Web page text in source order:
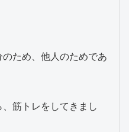
ため、他人のためであ
筋トレをしてきまし